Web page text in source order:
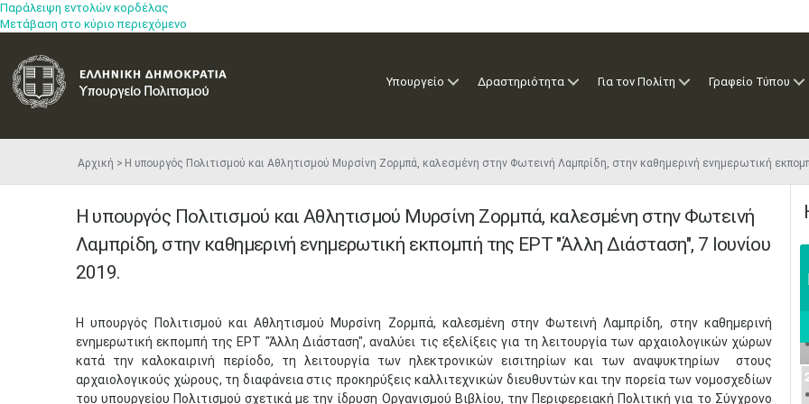
Παράλειψη εντολών κορδέλας
Μετάβαση στο κύριο περιεχόμενο
Υπουργείο Δραστηριότητα Για τον Πολίτη Γραφείο Τύπου
Αρχική Η υπουργός Πολιτισμού και Αθλητισμού Μυρσίνη Ζορμπά, καλεσμένη στην Φωτεινή Λαμπρίδη, στην καθημερινή ενημερωτική
Η υπουργός Πολιτισμού και Αθλητισμού Μυρσίνη Ζορμπά, καλεσμένη στην Φωτεινή
Λαμπρίδη, στην καθημερινή ενημερωτική εκπομπή της ΕΡΤ "Άλλη Διάσταση", 7 Ιουνίου
2019.
Η υπουργός ​Πολιτισμού και Αθλητισμού Μυρσίνη Ζορμπά, καλεσμένη στην Φωτεινή Λαμπρίδη, στην καθημερινή
ενημερωτική εκπομπή της ΕΡΤ "Άλλη Διάσταση", αναλύει τις εξελίξεις για τη λειτουργία των αρχαιολογικών χώρων
κατά την καλοκαιρινή περίοδο, τη λειτουργία των ηλεκτρονικών εισιτηρίων και των αναψυκτηρίων στους
αρχαιολογικούς χώρους, τη διαφάνεια στις προκηρύξεις καλλιτεχνικών διευθυντών και την πορεία των νομοσχεδίων
του υπουργείου Πολιτισμού σχετικά με την ίδρυση Οργανισμού Βιβλίου, την Περιφερειακή Πολιτική για το Σύγχρονο
•
•